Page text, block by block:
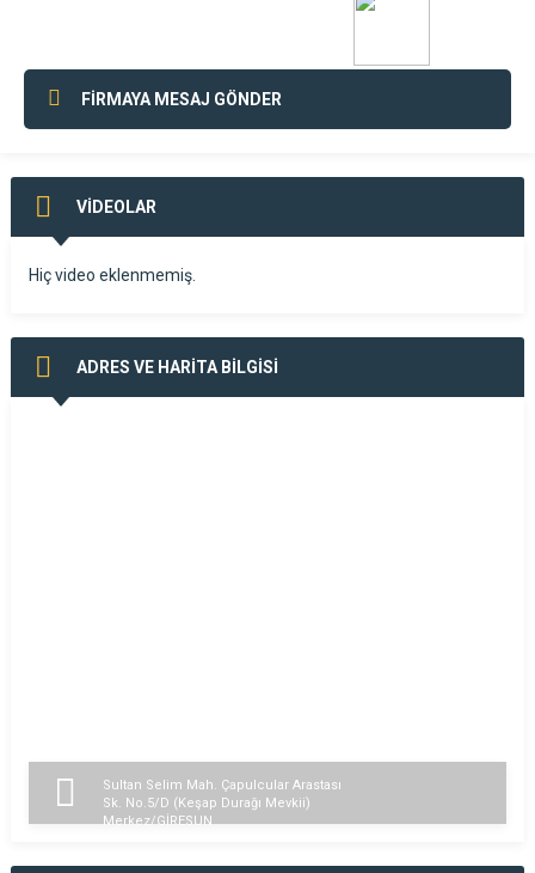
FİRMAYA MESAJ GÖNDER
VİDEOLAR
Hiç video eklenmemiş.
ADRES VE HARİTA BİLGİSİ
Sultan Selim Mah. Çapulcular Arastası
Sk. No.5/D (Keşap Durağı Mevkii)
Merkez/GİRESUN